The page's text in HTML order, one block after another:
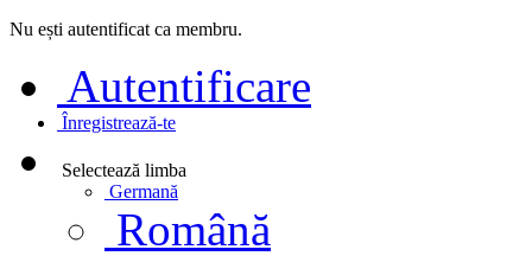
Nu ești autentificat ca membru.
Autentificare
Înregistrează-te
Selectează limba
Germană
Română